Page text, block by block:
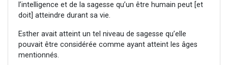
l’intelligence et de la sagesse qu’un être humain peut [et
doit] atteindre durant sa vie.
Esther avait atteint un tel niveau de sagesse qu’elle
pouvait être considérée comme ayant atteint les âges
mentionnés.